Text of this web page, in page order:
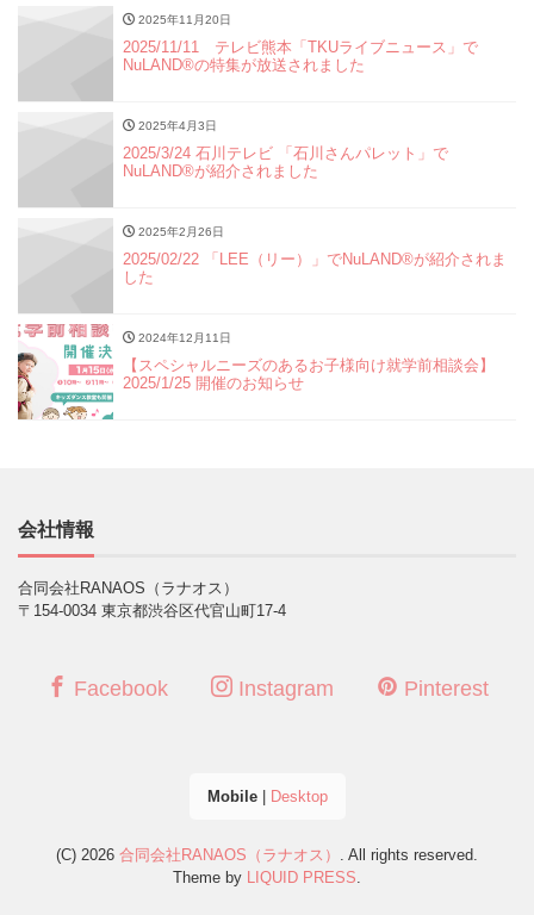
2025年11月20日
2025/11/11 テレビ熊本「TKUライブニュース」で
NuLAND®の特集が放送されました
2025年4月3日
2025/3/24 石川テレビ 「石川さんパレット」で
NuLAND®︎が紹介されました
2025年2月26日
2025/02/22 「LEE（リー）」でNuLAND®︎が紹介されま
した
2024年12月11日
【スペシャルニーズのあるお子様向け就学前相談会】
2025/1/25 開催のお知らせ
会社情報
合同会社RANAOS（ラナオス）
〒154-0034 東京都渋谷区代官山町17-4
Facebook Instagram Pinterest
Mobile| Desktop
(C) 2026 合同会社RANAOS（ラナオス） . All rights reserved.
Theme by LIQUID PRESS.